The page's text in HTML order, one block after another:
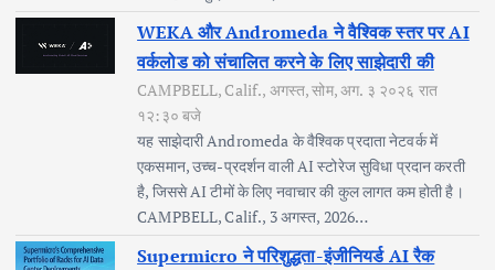
WEKA और Andromeda ने वैश्विक स्तर पर AI
वर्कलोड को संचालित करने के लिए साझेदारी की
CAMPBELL, Calif., अगस्त, सोम, अग. ३ २०२६ रात
१२:३० बजे
यह साझेदारी Andromeda के वैश्विक प्रदाता नेटवर्क में
एकसमान, उच्च-प्रदर्शन वाली AI स्टोरेज सुविधा प्रदान करती
है, जिससे AI टीमों के लिए नवाचार की कुल लागत कम होती है।
CAMPBELL, Calif., 3 अगस्त, 2026…
Supermicro ने परिशुद्धता-इंजीनियर्ड AI रैक